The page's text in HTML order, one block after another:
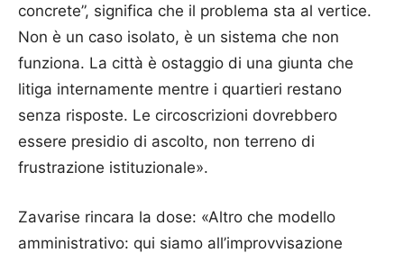
concrete”, significa che il problema sta al vertice.
Non è un caso isolato, è un sistema che non
funziona. La città è ostaggio di una giunta che
litiga internamente mentre i quartieri restano
senza risposte. Le circoscrizioni dovrebbero
essere presidio di ascolto, non terreno di
frustrazione istituzionale».
Zavarise rincara la dose: «Altro che modello
amministrativo: qui siamo all’improvvisazione